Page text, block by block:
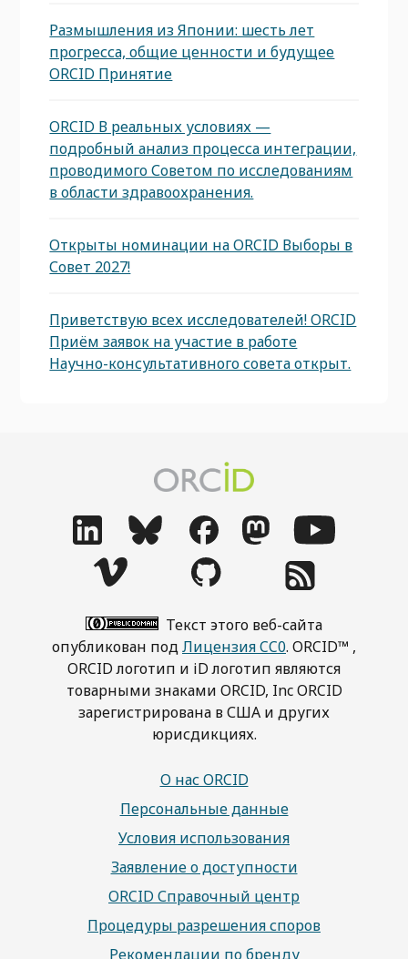
Размышления из Японии: шесть лет
прогресса, общие ценности и будущее
ORCID Принятие
ORCID В реальных условиях —
подробный анализ процесса интеграции,
проводимого Советом по исследованиям
в области здравоохранения.
Открыты номинации на ORCID Выборы в
Совет 2027!
Приветствую всех исследователей! ORCID
Приём заявок на участие в работе
Научно-консультативного совета открыт.
Текст этого веб-сайта
опубликован подЛицензия CC0. ORCID™ ,
ORCID логотип и iD логотип являются
товарными знаками ORCID, Inc ORCID
зарегистрирована в США и других
юрисдикциях.
О нас ORCID
Персональные данные
Условия использования
Заявление о доступности
ORCID Справочный центр
Процедуры разрешения споров
Рекомендации по бренду